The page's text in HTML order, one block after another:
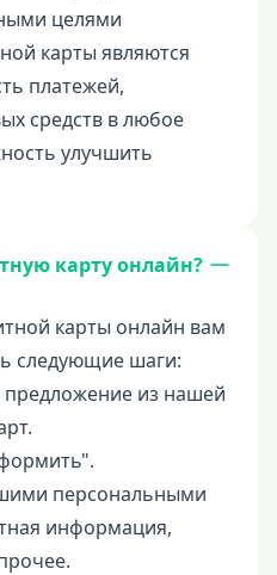
целями
карты являются
платежей,
средств в любое
улучшить
карту онлайн?
карты онлайн вам
следующие шаги:
из нашей
персональными
информация,